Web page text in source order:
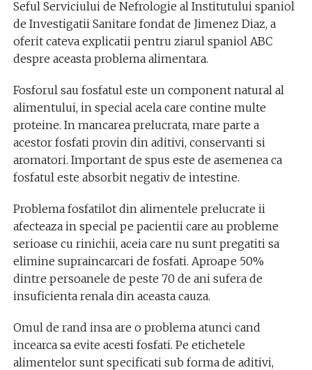
Seful Serviciului de Nefrologie al Institutului spaniol
de Investigatii Sanitare fondat de Jimenez Diaz, a
oferit cateva explicatii pentru ziarul spaniol ABC
despre aceasta problema alimentara.
Fosforul sau fosfatul este un component natural al
alimentului, in special acela care contine multe
proteine. In mancarea prelucrata, mare parte a
acestor fosfati provin din aditivi, conservanti si
aromatori. Important de spus este de asemenea ca
fosfatul este absorbit negativ de intestine.
Problema fosfatilot din alimentele prelucrate ii
afecteaza in special pe pacientii care au probleme
serioase cu rinichii, aceia care nu sunt pregatiti sa
elimine supraincarcari de fosfati. Aproape 50%
dintre persoanele de peste 70 de ani sufera de
insuficienta renala din aceasta cauza.
Omul de rand insa are o problema atunci cand
incearca sa evite acesti fosfati. Pe etichetele
alimentelor sunt specificati sub forma de aditivi,